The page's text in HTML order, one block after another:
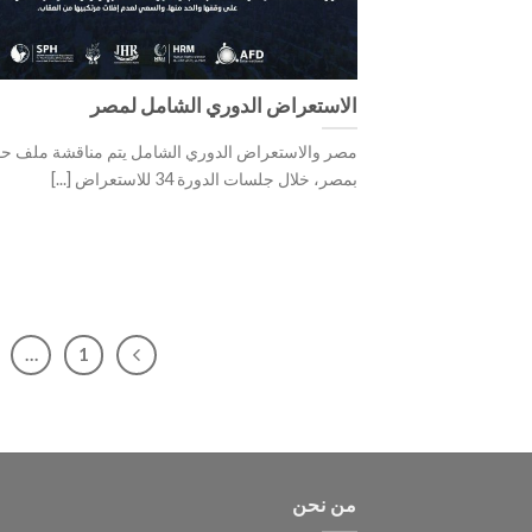
الاستعراض الدوري الشامل لمصر
مصر والاستعراض الدوري الشامل يتم مناقشة ملف
بمصر، خلال جلسات الدورة 34 للاستعراض [...]
1
…
من نحن